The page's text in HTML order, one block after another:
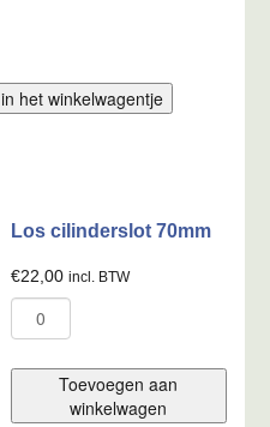
Los cilinderslot 70mm
€22,00 incl. BTW
cilinderslot
Toevoegen aan
winkelwagen
in het winkelwagentje